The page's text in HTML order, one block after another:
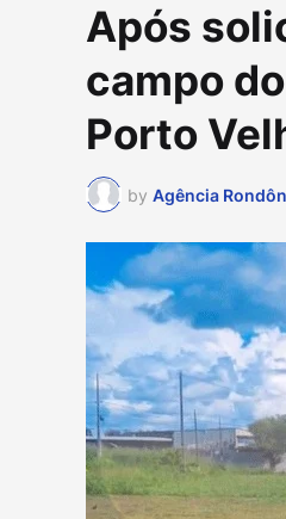
Após
campo
Porto
by Agência